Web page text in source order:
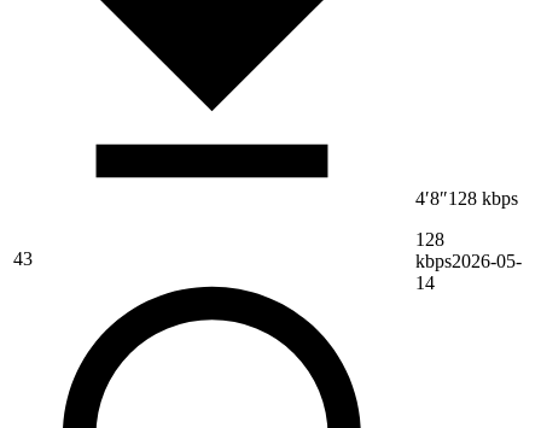
43
4′8″128 kbps
128
kbps2026-05-
14